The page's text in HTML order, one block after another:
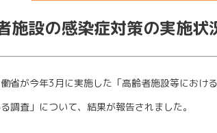
施設の感染症対策の実施状
省が今年3月に実施した「高齢者施設等におけ
調査」について、結果が報告されました。